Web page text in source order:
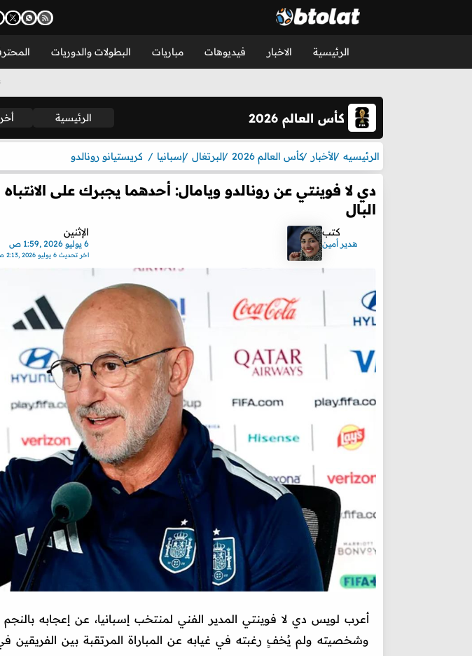
الرئيسية الاخبار فيديوهات مباريات البطولات والدوريات
كأس العالم 2026 الرئيسية أخر
الرئيسيه الأخبار كأس العالم 2026 البرتغال إسبانيا كريستيانو رونالدو
دي لا فوينتي عن رونالدو ويامال: أحدهما يجبرك على
البال
كتب
هدير أمين
الإثنين
6 يوليو 2026 ,1:59 ص
اخر تحديث 6 يوليو 2026 ,2:13 ص
أعرب لويس دي لا فوينتي المدير الفني لمنتخب إسبانيا، عن إعجابه بالنجم
وشخصيته ولم يُخفٍ رغبته في غيابه عن المباراة المرتقبة بين الفريقين